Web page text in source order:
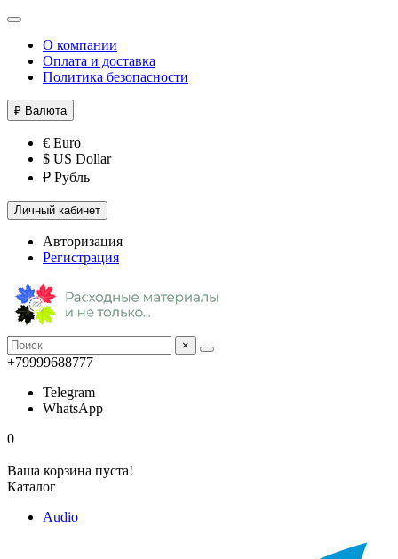
О компании
Оплата и доставка
Политика безопасности
₽ Валюта
€ Euro
$ US Dollar
₽ Рубль
Личный кабинет
Авторизация
Регистрация
×
+79999688777
Telegram
WhatsApp
0
Ваша корзина пуста!
Каталог
Audio